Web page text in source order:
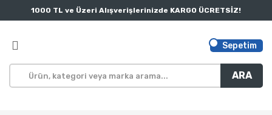
1000 TL ve Üzeri Alışverişlerinizde KARGO ÜCRETSİZ!
ARA
Sepetim